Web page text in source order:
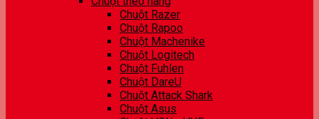
Chuột Razer
Chuột Rapoo
Chuột Machenike
Chuột Logitech
Chuột Fuhlen
Chuột DareU
Chuột Attack Shark
Chuột Asus